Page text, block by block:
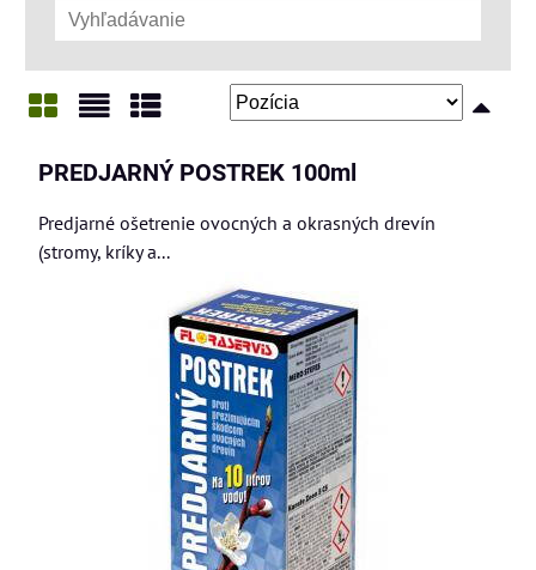
ZoznamTabuľka
PREDJARNÝ POSTREK 100ml
Predjarné ošetrenie ovocných a okrasných drevín
(stromy, kríky a...